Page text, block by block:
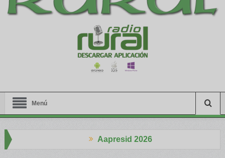
Menú